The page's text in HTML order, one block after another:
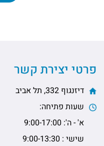
פרטי יצירת קשר
דיזנגוף 332, תל אביב
שעות פתיחה:
א' - ה': 9:00-17:00
שישי : 9:00-13:30